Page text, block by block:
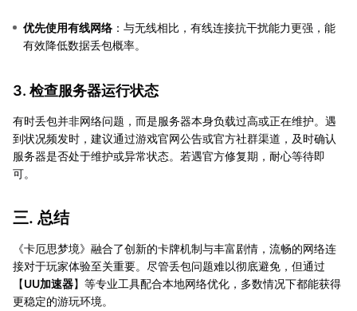
优先使用有线网络 ：与无线相比，有线连接抗干扰能力更强，能
有效降低数据丢包概率。
3. 检查服务器运行状态
有时丢包并非网络问题，而是服务器本身负载过高或正在维护。遇
到状况频发时，建议通过游戏官网公告或官方社群渠道，及时确认
服务器是否处于维护或异常状态。若遇官方修复期，耐心等待即
可。
三. 总结
《卡厄思梦境》融合了创新的卡牌机制与丰富剧情，流畅的网络连
接对于玩家体验至关重要。尽管丢包问题难以彻底避免，但通过
【UU加速器】等专业工具配合本地网络优化，多数情况下都能获得
更稳定的游玩环境。